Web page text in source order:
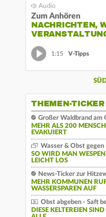
Zum Anhören
NACHRICHTEN,
1:15 V-Tipps
THEMEN-TICKER
Großer Waldbrand am
MEHR ALS 200
EVAKUIERT
Wasser & Obst gegen
SO WIRD MAN
LEICHT LOS
News-Ticker zur
MEHR KOMMUNEN
WASSERSPAREN AUF
Obst abgeben - Saft
DIESE KELTEREIEN